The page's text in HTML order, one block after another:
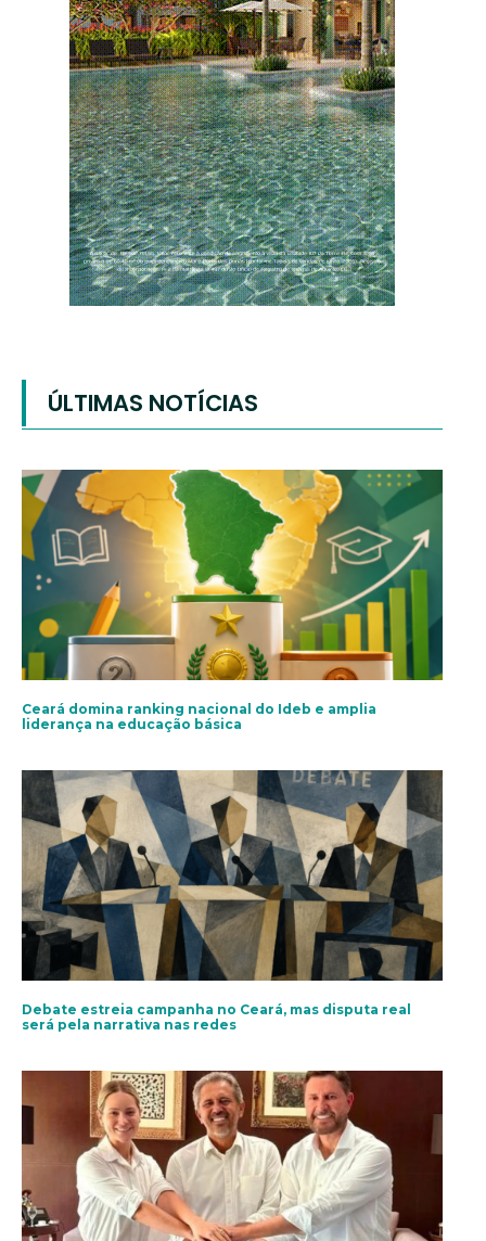
ÚLTIMAS NOTÍCIAS
Ceará domina ranking nacional do Ideb e amplia
liderança na educação básica
Debate estreia campanha no Ceará, mas disputa real
será pela narrativa nas redes